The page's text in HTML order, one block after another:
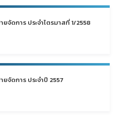
ยจัดการ ประจำไตรมาสที่ 1/2558
ยจัดการ ประจำปี 2557